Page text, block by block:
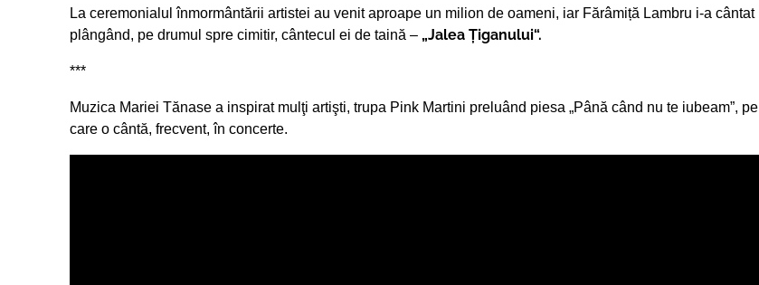
La ceremonialul înmormântării artistei au venit aproape un milion de oameni, iar Fărâmiță Lambru i-a cântat
plângând, pe drumul spre cimitir, cântecul ei de taină – „Jalea Țiganului“.
***
Muzica Mariei Tănase a inspirat mulţi artişti, trupa Pink Martini preluând piesa „Până când nu te iubeam”, pe
care o cântă, frecvent, în concerte.